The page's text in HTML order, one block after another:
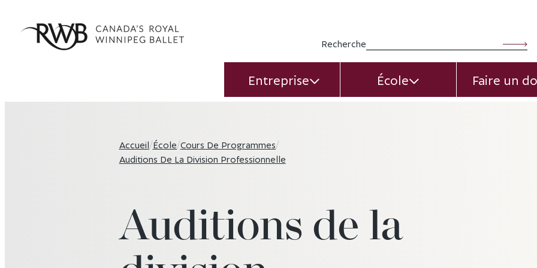
Recherche
EntrepriseEXPAND CHILD MENU
ÉcoleEXPAND CHILD
Faire un
Auditions de la
Accueil/École/Cours De Programmes/
Auditions De La Division Professionnelle